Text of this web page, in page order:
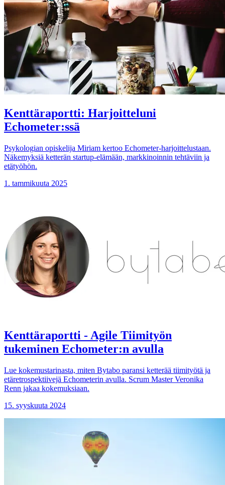
Kenttäraportti: Harjoitteluni
Echometer:ssä
Psykologian opiskelija Miriam kertoo Echometer-harjoittelustaan.
Näkemyksiä ketterän startup-elämään, markkinoinnin tehtäviin ja
etätyöhön.
1. tammikuuta 2025
Kenttäraportti - Agile Tiimityön
tukeminen Echometer:n avulla
Lue kokemustarinasta, miten Bytabo paransi ketterää tiimityötä ja
etäretrospektiivejä Echometerin avulla. Scrum Master Veronika
Renn jakaa kokemuksiaan.
15. syyskuuta 2024